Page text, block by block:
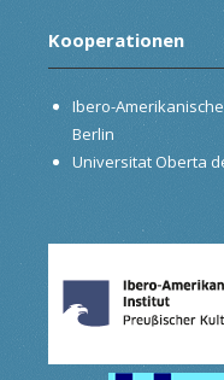
Kooperationen
Ibero-
Berlin
Universitat Oberta